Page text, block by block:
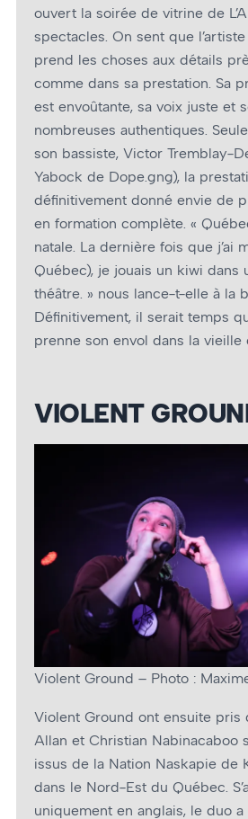
ouvert la soirée de vitrine de
spectacles. On sent que
prend les choses aux détails
comme dans sa prestation. Sa
est envoûtante, sa voix juste et
nombreuses authentiques.
son bassiste, Victor Tremblay-
Yabock de Dope.gng), la
définitivement donné envie de
en formation complète. «
natale. La dernière fois que j’ai
Québec), je jouais un kiwi dans
théâtre. » nous lance-t-elle à la
Définitivement, il serait temps
prenne son envol dans la vieille
VIOLENT
Violent Ground – Photo :
Violent Ground ont ensuite pris
Allan et Christian Nabinacaboo
issus de la Nation Naskapie de
dans le Nord-Est du Québec.
uniquement en anglais, le duo a